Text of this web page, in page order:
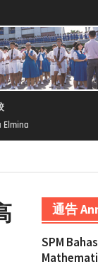
Elmina
通告
SPM